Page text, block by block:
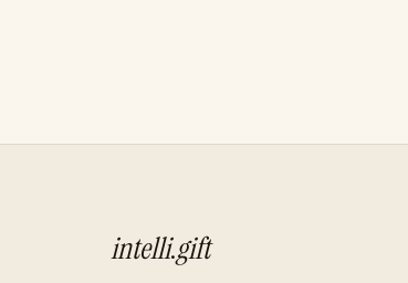
intelli.gift